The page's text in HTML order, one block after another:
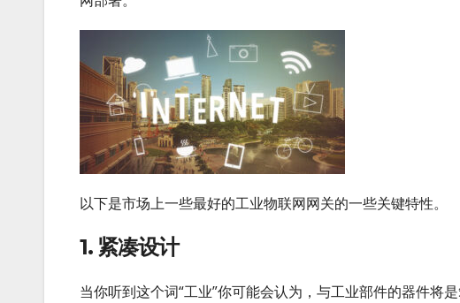
以下是市场上一些最好的工业物联网网关的一些关键特性。
1. 紧凑设计
当你听到这个词“工业”你可能会认为，与工业部件的器件将